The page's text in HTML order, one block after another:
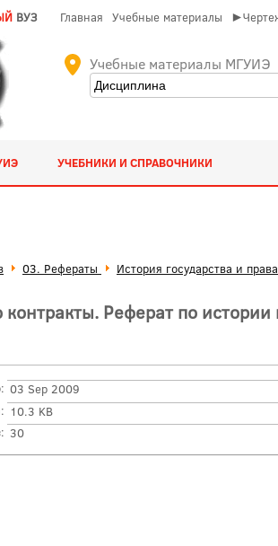
ВУЗ Главная Учебные материалы
Учебные материалы МГУИЭ
УЧЕБНИКИ И СПРАВОЧНИКИ
03. Рефераты История государства и права
Реферат по истории
03 Sep 2009
10.3 KB
30